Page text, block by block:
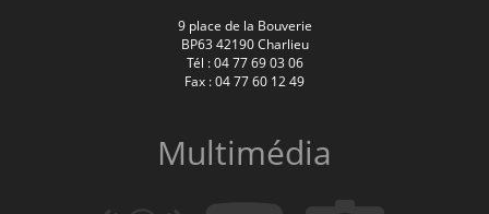
9 place de la Bouverie
BP63 42190 Charlieu
Tél : 04 77 69 03 06
Fax : 04 77 60 12 49
Multimédia